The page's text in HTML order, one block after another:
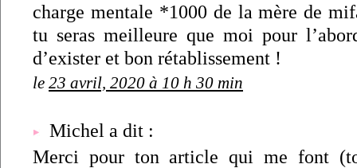
charge mentale *1000 de la mère de
tu seras meilleure que moi pour
d’exister et bon rétablissement !
le 23 avril, 2020 à 10 h 30 min
Michel a dit :
Merci pour ton article qui me font